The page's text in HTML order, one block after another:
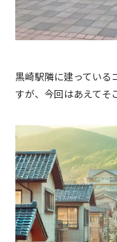
黒崎駅隣に建っている
すが、今回はあえてそ